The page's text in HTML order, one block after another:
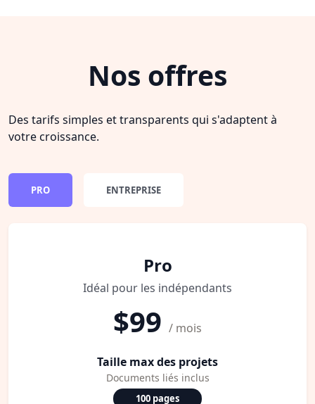
Nos offres
Des tarifs simples et transparents qui s'adaptent à
votre croissance.
PRO ENTREPRISE
Pro
Idéal pour les indépendants
$99 / mois
Taille max des projets
Documents liés inclus
100 pages